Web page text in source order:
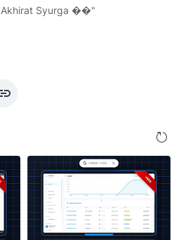
Akhirat Syurga ��"